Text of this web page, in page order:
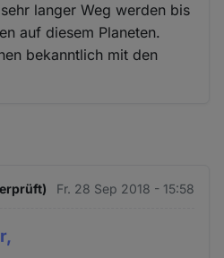
langer Weg werden bis
auf diesem Planeten.
bekanntlich mit den
Fr. 28 Sep 2018 - 15:58